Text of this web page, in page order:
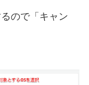
ので「キャン